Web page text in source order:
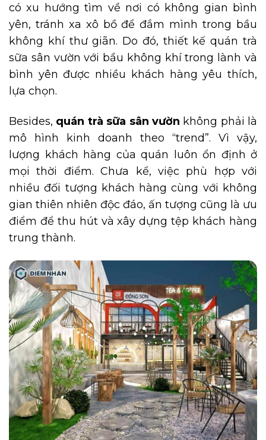
có xu hướng tìm về nơi có không gian bình
yên, tránh xa xô bồ để đắm mình trong bầu
không khí thư giãn. Do đó, thiết kế quán trà
sữa sân vườn với bầu không khí trong lành và
bình yên được nhiều khách hàng yêu thích,
lựa chọn.
Besides, quán trà sữa sân vườn không phải là
mô hình kinh doanh theo “trend”. Vì vậy,
lượng khách hàng của quán luôn ổn định ở
mọi thời điểm. Chưa kể, việc phù hợp với
nhiều đối tượng khách hàng cùng với không
gian thiên nhiên độc đáo, ấn tượng cũng là ưu
điểm để thu hút và xây dựng tệp khách hàng
trung thành.